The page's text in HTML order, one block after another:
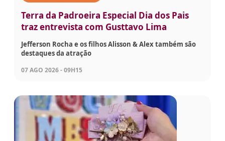
Terra da Padroeira Especial Dia dos Pais
traz entrevista com Gusttavo Lima
Jefferson Rocha e os filhos Alisson & Alex também são
destaques da atração
07 AGO 2026 - 09H15